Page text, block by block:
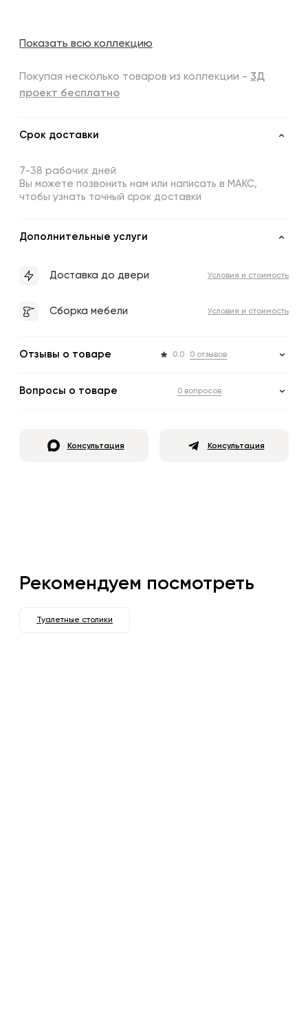
Показать всю коллекцию
Покупая несколько товаров из коллекции - 3Д
проект бесплатно
Срок доставки
7-38 рабочих дней
Вы можете позвонить нам или написать в МАКС,
чтобы узнать точный срок доставки
Дополнительные услуги
Доставка до двери Условия и стоимость
Сборка мебели Условия и стоимость
Отзывы о товаре 0.0 0 отзывов
Вопросы о товаре 0 вопросов
Консультация Консультация
Рекомендуем посмотреть
Туалетные столики